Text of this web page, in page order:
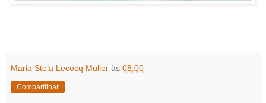
Maria Stela Lecocq Muller às 08:00
Compartilhar